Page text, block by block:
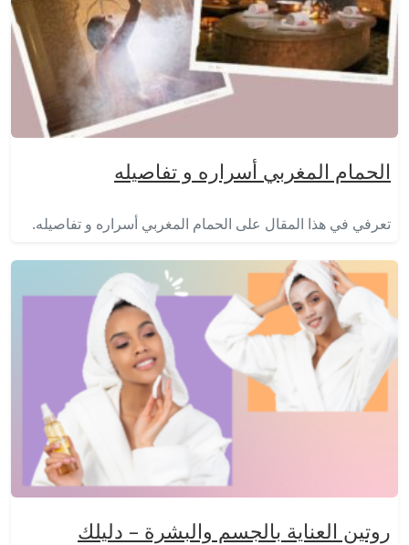
الحمام المغربي أسراره و تفاصيله
تعرفي في هذا المقال على الحمام المغربي أسراره و تفاصيله.
روتين العناية بالجسم والبشرة – دليلك